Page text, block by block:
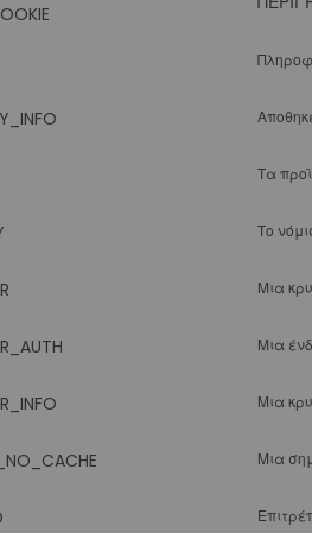
Τα
Το
Μια
Μια
Μια
Μια